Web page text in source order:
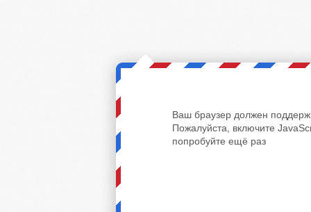
Ваш браузер должен
Пожалуйста, включите
попробуйте ещё раз